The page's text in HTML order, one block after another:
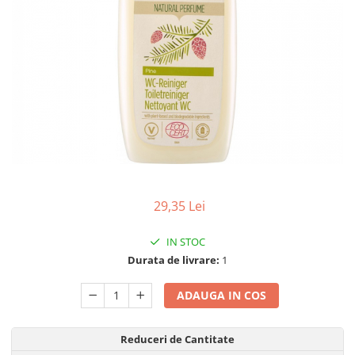
Ciocolata, cacao si cafea
Cafea bio din cereale
Sare si mixuri de sare
Dulceata si creme bio
29,35 Lei
IN STOC
Durata de livrare: 1
ADAUGA IN COS
Reduceri de Cantitate